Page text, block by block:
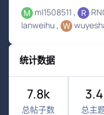
ml1508511
lanweihu
统计数据
7.8k
总帖子数 总主